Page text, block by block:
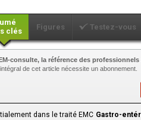
clés
Figures Testez-vous
consulte, la référence des professionnels
intégral de cet article nécessite un abonnement.
dans le traité EMC Gastro-